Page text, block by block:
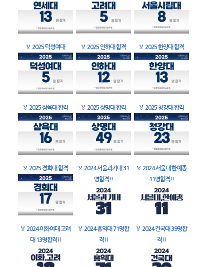
🏅 2025 덕성여대 🏅 2025 인하대 합격 🏅 2025 한양대 합격
🏅 2025 삼육대 합격 🏅 2025 상명대 합격 🏅 2025 청강대 합격
🏅 2025 경희대 합격 🏅 2024 서울과기대 31
명합격!!
🏅 2024 서울대 한예종
11명합격!!
🏅 2024 이화여대 고려
대 13명합격!!
🏅 2024 홍익대 71명합
격!!
🏅 2024 건국대 39명합
격!!